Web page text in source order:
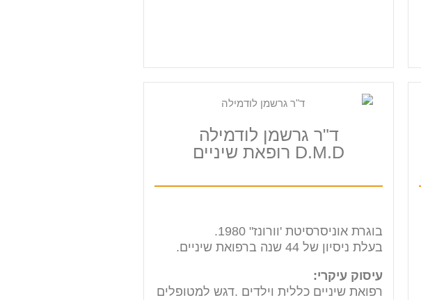
ד"ר גרשמן לודמילה
D.M.D רופאת שיניים
בוגרת אוניסרסיטת 'וורונז" 1980.
בעלת ניסיון של 44 שנה ברפואת שיניים.
עיסוק עיקרי:
רפואת שיניים כללית וילדים .דגש למטופלים